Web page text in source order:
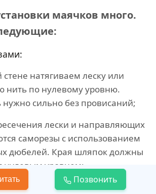
маячков много.
натягиваем леску или
нить по нулевому уровню.
нужно сильно без провисаний;
лески и направляющих
саморезы с использованием
дюбелей. Края шляпок должны
нулевым уровнем;
операция проводится
Позвонить